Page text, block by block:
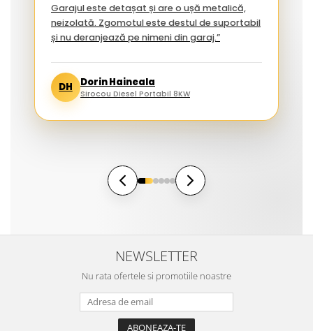
Garajul este detașat și are o ușă metalică,
neizolată. Zgomotul este destul de suportabil
și nu deranjează pe nimeni din garaj.”
DH Dorin Haineala
Sirocou Diesel Portabil 8KW
NEWSLETTER
Nu rata ofertele si promotiile noastre